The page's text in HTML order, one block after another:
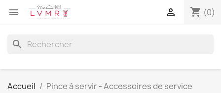
 shopping_cart (0)

search
Accueil Pince à servir - Accessoires de service